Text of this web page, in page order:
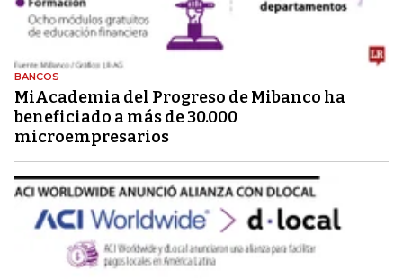
BANCOS
MiAcademia del Progreso de Mibanco ha
beneficiado a más de 30.000
microempresarios